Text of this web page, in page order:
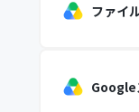
ファイ
Google